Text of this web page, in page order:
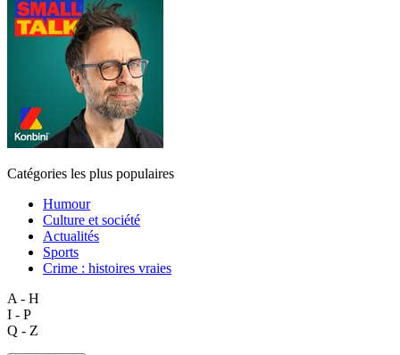
Catégories les plus populaires
Humour
Culture et société
Actualités
Sports
Crime : histoires vraies
A - H
I - P
Q - Z